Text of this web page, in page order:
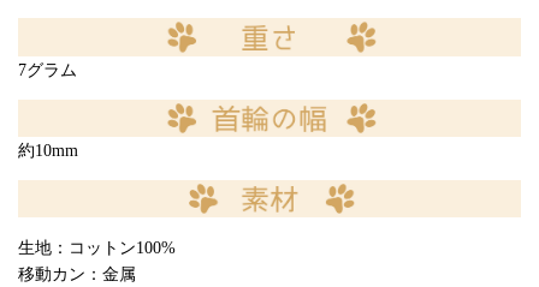
7グラム
約10mm
生地：コットン100%
移動カン：金属